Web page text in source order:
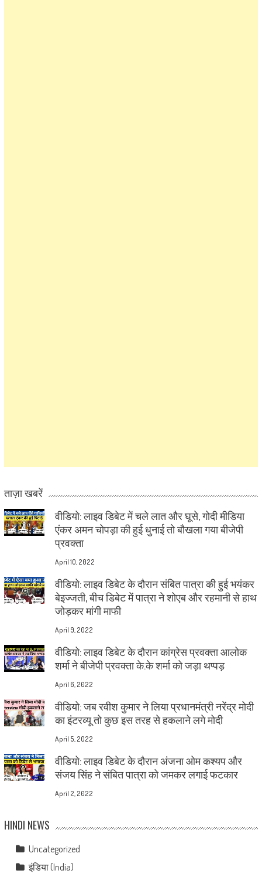
ताज़ा खबरें
वीडियो: लाइव डिबेट में चले लात और घूसे, गोदी मीडिया
एंकर अमन चोपड़ा की हुई धुनाई तो बौखला गया बीजेपी
प्रवक्ता
April 10, 2022
वीडियो: लाइव डिबेट के दौरान संबित पात्रा की हुई भयंकर
बेइज्जती, बीच डिबेट में पात्रा ने शोएब और रहमानी से हाथ
जोड़कर मांगी माफी
April 9, 2022
वीडियो: लाइव डिबेट के दौरान कांग्रेस प्रवक्ता आलोक
शर्मा ने बीजेपी प्रवक्ता के.के शर्मा को जड़ा थप्पड़
April 6, 2022
वीडियो: जब रवीश कुमार ने लिया प्रधानमंत्री नरेंद्र मोदी
का इंटरव्यू तो कुछ इस तरह से हकलाने लगे मोदी
April 5, 2022
वीडियो: लाइव डिबेट के दौरान अंजना ओम कश्यप और
संजय सिंह ने संबित पात्रा को जमकर लगाई फटकार
April 2, 2022
HINDI NEWS
Uncategorized
इंडिया (India)